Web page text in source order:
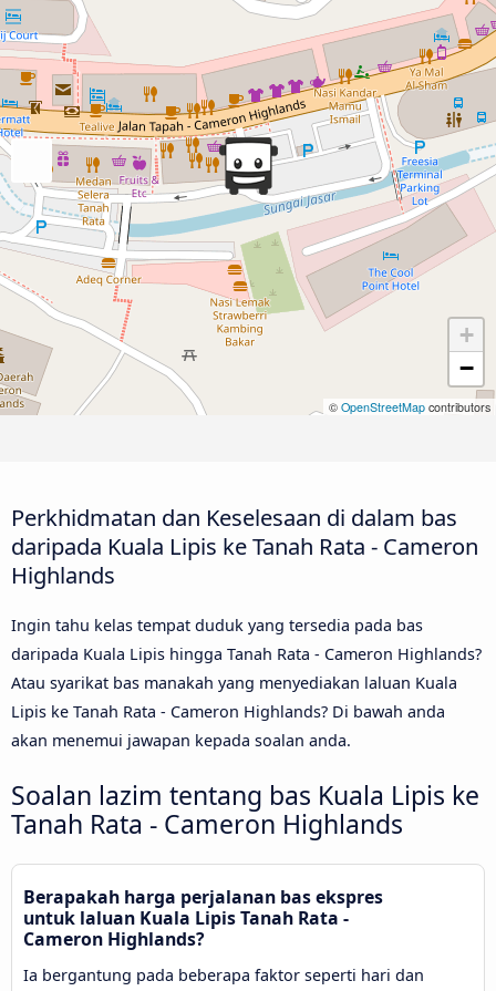
+
−
© OpenStreetMap contributors
Perkhidmatan dan Keselesaan di dalam bas
daripada Kuala Lipis ke Tanah Rata - Cameron
Highlands
Ingin tahu kelas tempat duduk yang tersedia pada bas
daripada Kuala Lipis hingga Tanah Rata - Cameron Highlands?
Atau syarikat bas manakah yang menyediakan laluan Kuala
Lipis ke Tanah Rata - Cameron Highlands? Di bawah anda
akan menemui jawapan kepada soalan anda.
Soalan lazim tentang bas Kuala Lipis ke
Tanah Rata - Cameron Highlands
Berapakah harga perjalanan bas ekspres
untuk laluan Kuala Lipis Tanah Rata -
Cameron Highlands?
Ia bergantung pada beberapa faktor seperti hari dan